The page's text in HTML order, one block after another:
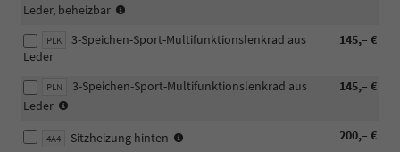
Leder, beheizbar
PLK 145,– €
3-Speichen-Sport-Multifunktionslenkrad aus
Leder
PLN 145,– €
3-Speichen-Sport-Multifunktionslenkrad aus
Leder
4A4 200,– €
Sitzheizung hinten